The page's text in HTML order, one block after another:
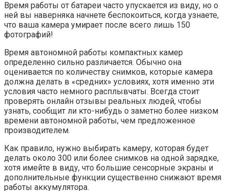
Время работы от батареи часто упускается из виду, но о
ней вы наверняка начнете беспокоиться, когда узнаете,
что ваша камера умирает после всего лишь 150
фотографий!
Время автономной работы компактных камер
определенно сильно различается. Обычно она
оценивается по количеству снимков, которые камера
должна делать в «средних» условиях, хотя именно эти
условия часто немного расплывчаты. Всегда стоит
проверять онлайн отзывы реальных людей, чтобы
узнать, сообщит ли кто-нибудь о заметно более низком
времени автономной работы, чем предложенное
производителем.
Как правило, нужно выбирать камеру, которая будет
делать около 300 или более снимков на одной зарядке,
хотя имейте в виду, что большие сенсорные экраны и
дополнительные функции существенно снижают время
работы аккумулятора.